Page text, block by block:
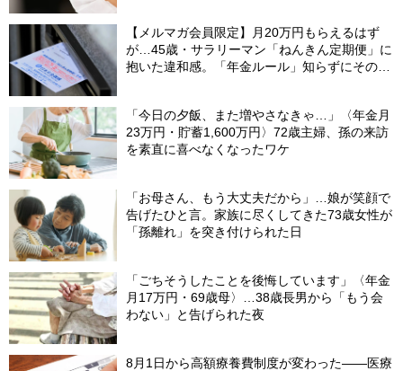
【メルマガ会員限定】月20万円もらえるはず
が…45歳・サラリーマン「ねんきん定期便」に
抱いた違和感。「年金ルール」知らずにそのま
「今日の夕飯、また増やさなきゃ…」〈年金月
23万円・貯蓄1,600万円〉72歳主婦、孫の来訪
を素直に喜べなくなったワケ
「お母さん、もう大丈夫だから」…娘が笑顔で
告げたひと言。家族に尽くしてきた73歳女性が
「孫離れ」を突き付けられた日
「ごちそうしたことを後悔しています」〈年金
月17万円・69歳母〉…38歳長男から「もう会
わない」と告げられた夜
8月1日から高額療養費制度が変わった――医療